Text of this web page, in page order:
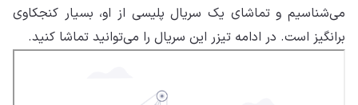
می‌شناسیم و تماشای یک سریال پلیسی از او، بسیار کنجکاوی
برانگیز است. در ادامه تیزر این سریال را می‌توانید تماشا کنید.